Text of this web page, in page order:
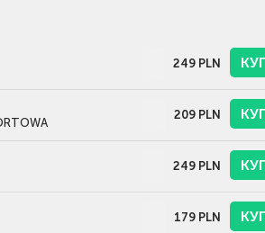
249PLN
209PLN
249PLN
179PLN